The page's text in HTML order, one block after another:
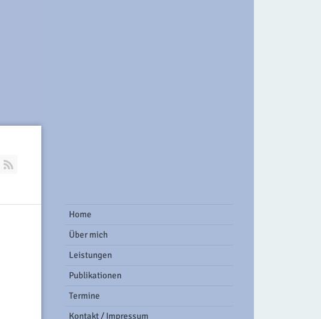
Join our Facebook Group
Home
Über mich
Leistungen
Publikationen
Termine
Kontakt / Impressum